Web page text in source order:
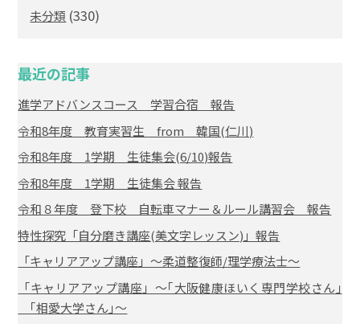
未分類 (330)
最近の記事
進学アドバンスコース 学習合宿 報告
令和8年度 教育実習生 from 韓国(仁川)
令和8年度 1学期 生徒集会(6/10)報告
令和8年度 1学期 生徒集会 報告
令和８年度 登下校 自転車マナー＆ルール講習会 報告
特性探究「自分磨き講座(美文字レッスン)」報告
「キャリアアップ講座」～柔道整復師/理学療法士～
「キャリアアップ講座」～｢大阪健康ほいく専門学校さん｣
｢相愛大学さん｣～